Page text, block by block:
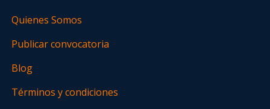
Quienes Somos
Publicar convocatoria
Blog
Términos y condiciones